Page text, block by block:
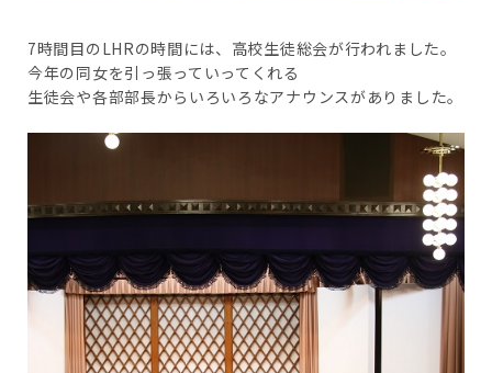
7時間目のLHRの時間には、高校生徒総会が行われました。
今年の同女を引っ張っていってくれる
生徒会や各部部長からいろいろなアナウンスがありました。